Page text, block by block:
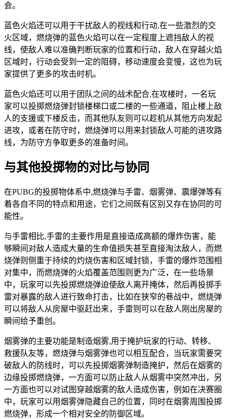
会。
蓝色火焰还可以用于干扰敌人的视线和行动,在一些激烈的交
火区域，燃烧弹的蓝色火焰可以在一定程度上遮挡敌人的视
线，使敌人难以准确判断玩家的位置和行动，敌人在穿越火焰
区域时，行动会受到一定的阻碍，移动速度会变慢，这也为玩
家提供了更多的攻击时机。
蓝色火焰还可以用于团队之间的战术配合,在攻楼时，一名玩
家可以投掷燃烧弹封锁楼梯口或二楼的一些通道，阻止楼上敌
人的支援或下楼反击，而其他队友则可以趁机从其他方向发起
进攻，或者在防守时，燃烧弹可以用来封锁敌人可能的进攻路
线，为防守方争取更多的准备时间。
与其他投掷物的对比与协同
在PUBG的投掷物体系中,燃烧弹与手雷、烟雾弹、震爆弹等有
着各自不同的特点和用途，它们之间既有区别又存在协同的可
能性。
与手雷相比,手雷的主要作用是直接造成高额的爆炸伤害，能
够瞬间对敌人造成大量的生命值损失甚至直接淘汰敌人，而燃
烧弹则侧重于持续的灼烧伤害和区域封锁，手雷的爆炸范围相
对集中，而燃烧弹的火焰覆盖范围则更为广泛，在一些场景
中，玩家可以先投掷燃烧弹迫使敌人离开掩体，然后再投掷手
雷对暴露的敌人进行致命打击，比如在狭窄的巷战中，燃烧弹
可以将敌人从房屋中驱赶出来，手雷则可以在敌人刚出房屋的
瞬间给予重创。
烟雾弹的主要功能是制造烟雾,用于掩护玩家的行动、转移、
救援队友等，燃烧弹与烟雾弹也可以相互配合，当玩家需要突
破敌人的防线时，可以先投掷烟雾弹制造掩护，然后在烟雾的
边缘投掷燃烧弹，一方面可以防止敌人从烟雾中突然冲出，另
一方面也可以对试图穿越烟雾的敌人造成伤害，例如在决赛圈
中，玩家可以用烟雾弹隐藏自己的位置，同时在烟雾周围投掷
燃烧弹，形成一个相对安全的防御区域。